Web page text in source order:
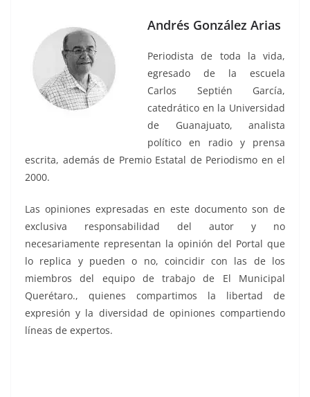
Andrés González Arias
Periodista de toda la vida,
egresado de la escuela
Carlos Septién García,
catedrático en la Universidad
de Guanajuato, analista
político en radio y prensa
escrita, además de Premio Estatal de Periodismo en el
2000.
Las opiniones expresadas en este documento son de
exclusiva responsabilidad del autor y no
necesariamente representan la opinión del Portal que
lo replica y pueden o no, coincidir con las de los
miembros del equipo de trabajo de El Municipal
Querétaro., quienes compartimos la libertad de
expresión y la diversidad de opiniones compartiendo
líneas de expertos.